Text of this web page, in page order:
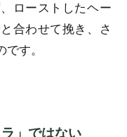
ローストしたヘー
合わせて挽き、さ
す。
」ではない